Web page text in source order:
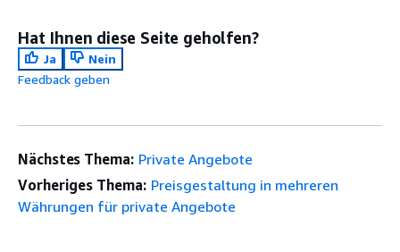
Hat Ihnen diese Seite geholfen?
Ja
Nein
Feedback geben
Nächstes Thema: Private Angebote
Vorheriges Thema: Preisgestaltung in mehreren
Währungen für private Angebote